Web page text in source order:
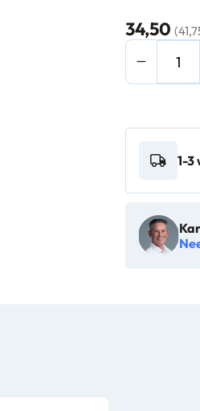
34,50
0040641-3